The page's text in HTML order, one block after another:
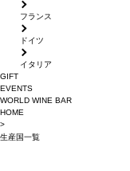
フランス
ドイツ
イタリア
GIFT
EVENTS
WORLD WINE BAR
HOME
>
生産国一覧